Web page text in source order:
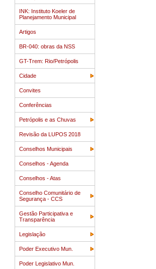
INK: Instituto Koeler de
Planejamento Municipal
Artigos
BR-040: obras da NSS
GT-Trem: Rio/Petrópolis
Cidade
Convites
Conferências
Petrópolis e as Chuvas
Revisão da LUPOS 2018
Conselhos Municipais
Conselhos - Agenda
Conselhos - Atas
Conselho Comunitário de
Segurança - CCS
Gestão Participativa e
Transparência
Legislação
Poder Executivo Mun.
Poder Legislativo Mun.